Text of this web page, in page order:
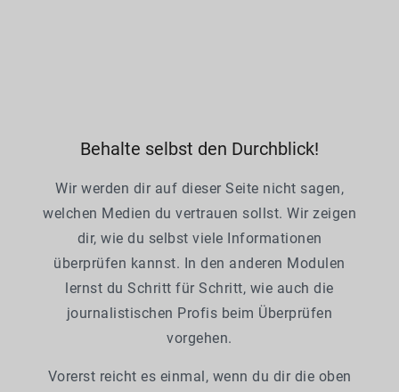
Behalte selbst den Durchblick!
Wir werden dir auf dieser Seite nicht sagen,
welchen Medien du vertrauen sollst. Wir zeigen
dir, wie du selbst viele Informationen
überprüfen kannst. In den anderen Modulen
lernst du Schritt für Schritt, wie auch die
journalistischen Profis beim Überprüfen
vorgehen.
Vorerst reicht es einmal, wenn du dir die oben